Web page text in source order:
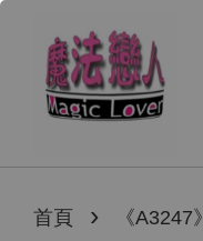
首頁 › 《